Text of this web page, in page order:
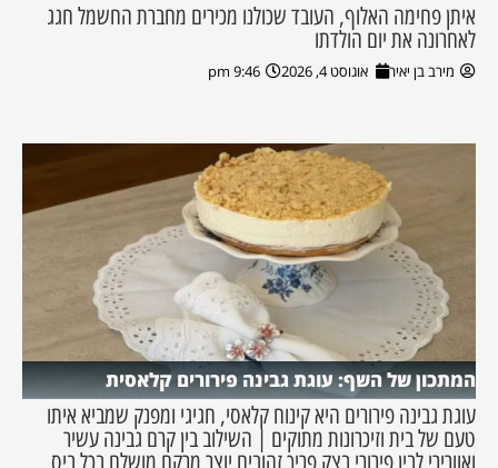
איתן פחימה האלוף, העובד שכולנו מכירים מחברת החשמל חגג
לאחרונה את יום הולדתו
מירב בן יאיר אוגוסט 4, 2026 9:46 pm
המתכון של השף: עוגת גבינה פירורים קלאסית
עוגת גבינה פירורים היא קינוח קלאסי, חגיגי ומפנק שמביא איתו
טעם של בית וזיכרונות מתוקים | השילוב בין קרם גבינה עשיר
ואוורירי לבין פירורי בצק פריך זהובים יוצר מרקם מושלם בכל ביס